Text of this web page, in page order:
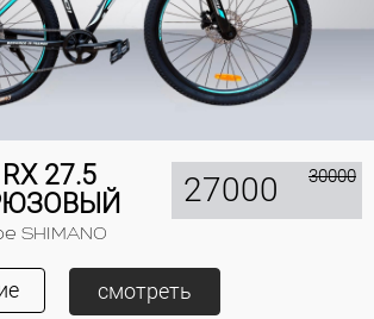
27.5
SHIMANO
27000 30000
смотреть